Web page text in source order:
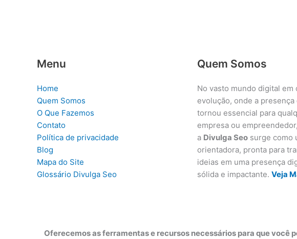
Menu
Home
Quem Somos
O Que Fazemos
Contato
Política de privacidade
Blog
Mapa do Site
Glossário Divulga Seo
Quem Somos
No vasto mundo digital em
evolução, onde a presença
tornou essencial para
empresa ou empreendedor,
a Divulga Seosurge como
orientadora, pronta para
ideias em uma presença
sólida e impactante. Veja
Oferecemos as ferramentas e recursos necessários para que você